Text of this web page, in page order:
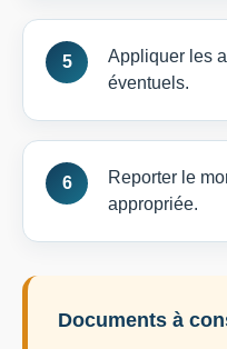
Appliquer les
éventuels.
Reporter le
appropriée.
Documents à